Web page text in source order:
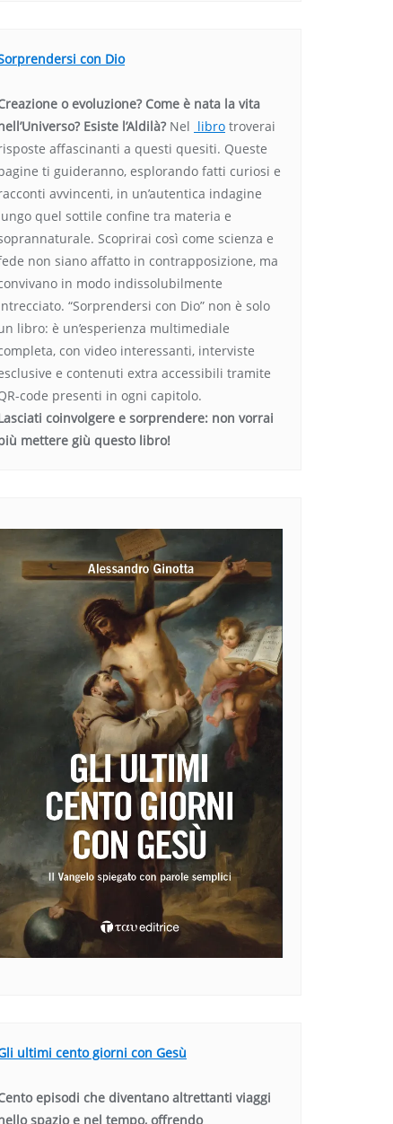
con Dio
o evoluzione? Come è nata la vita
Esiste l’Aldilà? Nel libro troverai
affascinanti a questi quesiti. Queste
ti guideranno, esplorando fatti curiosi e
avvincenti, in un’autentica indagine
quel sottile confine tra materia e
Scoprirai così come scienza e
non siano affatto in contrapposizione, ma
in modo indissolubilmente
“Sorprendersi con Dio” non è solo
libro: è un’esperienza multimediale
con video interessanti, interviste
e contenuti extra accessibili tramite
code presenti in ogni capitolo.
coinvolgere e sorprendere: non vorrai
mettere giù questo libro!
ultimi cento giorni con Gesù
episodi che diventano altrettanti viaggi
spazio e nel tempo, offrendo